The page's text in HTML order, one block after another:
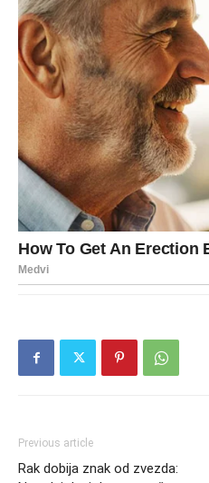
Previous article
Rak dobija znak od zvezda: